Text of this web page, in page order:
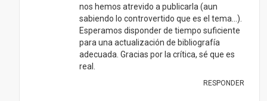
nos hemos atrevido a publicarla (aun
sabiendo lo controvertido que es el tema…).
Esperamos disponder de tiempo suficiente
para una actualización de bibliografía
adecuada. Gracias por la crítica, sé que es
real.
RESPONDER